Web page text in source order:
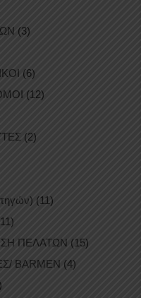
(3)
(6)
(12)
(2)
(11)
ΠΕΛΑΤΩΝ (15)
BARMEN (4)